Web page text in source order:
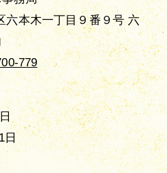
六本木一丁目９番９号 六
779
日